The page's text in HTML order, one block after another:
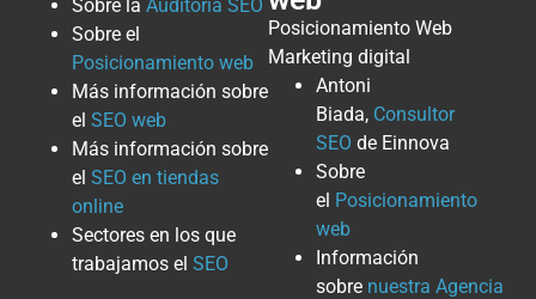
Sobre la Auditoría SEO
Sobre el
Posicionamiento web
Más información sobre
el SEO web
Más información sobre
el SEO en tiendas
online
Sectores en los que
trabajamos el SEO
Posicionamiento Web
Marketing digital
Antoni
Biada, Consultor
SEO de Einnova
Sobre
el Posicionamiento
web
Información
sobre nuestra Agencia